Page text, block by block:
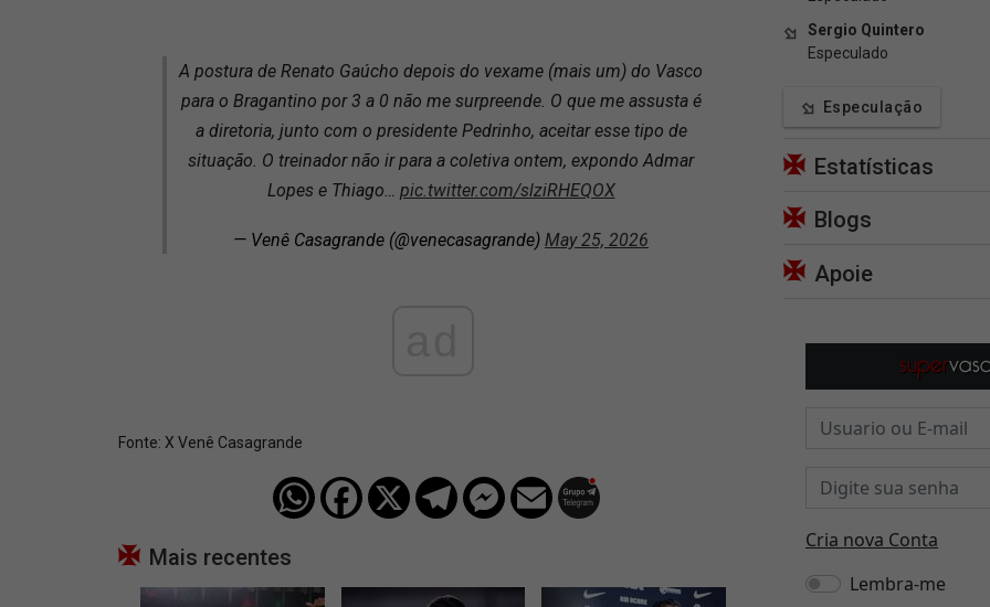
A postura de Renato Gaúcho depois do vexame (mais um) do Vasco
para o Bragantino por 3 a 0 não me surpreende. O que me assusta é
a diretoria, junto com o presidente Pedrinho, aceitar esse tipo de
situação. O treinador não ir para a coletiva ontem, expondo Admar
Lopes e Thiago… pic.twitter.com/slziRHEQOX
— Venê Casagrande (@venecasagrande) May 25, 2026
Fonte: X Venê Casagrande
Mais recentes
Sergio Quintero
Especulado
Especulação
Estatísticas
Blogs
Apoie